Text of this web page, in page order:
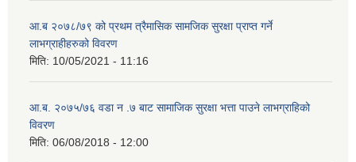
आ.ब २०७८/७९ को प्रथम त्रैमासिक सामजिक सुरक्षा प्राप्त गर्ने
लाभग्राहीहरुको विवरण
मिति: 10/05/2021 - 11:16
आ.ब. २०७५/७६ वडा न .७ बाट सामाजिक सुरक्षा भत्ता पाउने लाभग्राहिको
विवरण
मिति: 06/08/2018 - 12:00